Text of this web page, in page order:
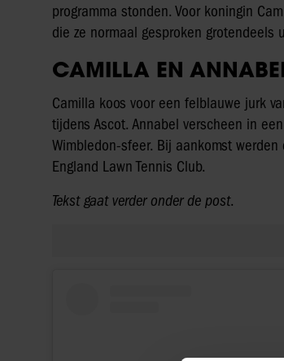
programma stonden. Voor koningin
die ze normaal gesproken grotendeels
CAMILLA EN
Camilla koos voor een felblauwe jurk
tijdens Ascot. Annabel verscheen in
Wimbledon-sfeer. Bij aankomst werden
England Lawn Tennis Club.
Tekst gaat verder onder de post.